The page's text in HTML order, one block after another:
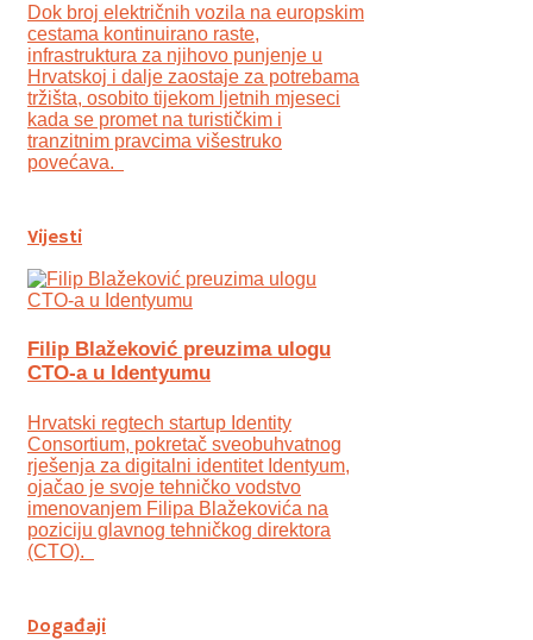
Dok broj električnih vozila na europskim
cestama kontinuirano raste,
infrastruktura za njihovo punjenje u
Hrvatskoj i dalje zaostaje za potrebama
tržišta, osobito tijekom ljetnih mjeseci
kada se promet na turističkim i
tranzitnim pravcima višestruko
povećava.
Vijesti
Filip Blažeković preuzima ulogu
CTO-a u Identyumu
Hrvatski regtech startup Identity
Consortium, pokretač sveobuhvatnog
rješenja za digitalni identitet Identyum,
ojаčao je svoje tehničko vodstvo
imenovanjem Filipa Blažekovića na
poziciju glavnog tehničkog direktora
(CTO).
Događaji